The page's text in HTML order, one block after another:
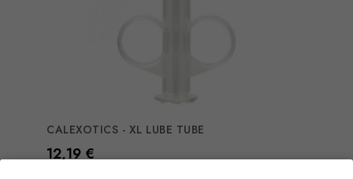
CALEXOTICS - XL LUBE TUBE
Preço
12,19 €